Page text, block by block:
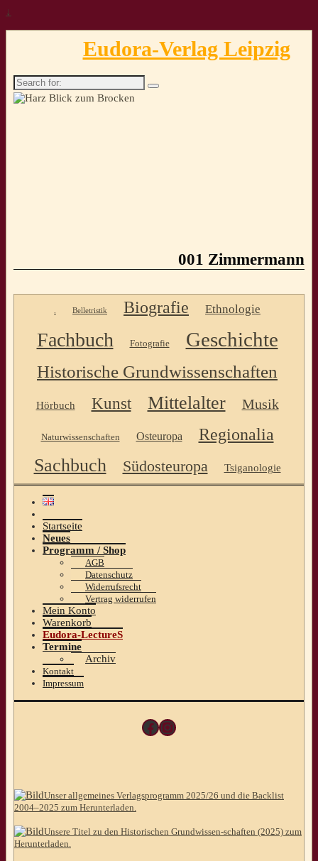
↓
Eudora-Verlag Leipzig
Search
for:
001 Zimmermann
Belletristik Biografie Ethnologie
Fachbuch Fotografie Geschichte
Historische Grundwissenschaften
Hörbuch Kunst Mittelalter Musik
Naturwissenschaften Osteuropa Regionalia
Sachbuch Südosteuropa Tsiganologie
Startseite
Neues
Programm / Shop
AGB
Datenschutz
Widerrufsrecht
Vertrag widerrufen
Mein Konto
Warenkorb
Eudora-LectureS
Termine
Archiv
Kontakt
Impressum
Facebook
Instagram
Unser allgemeines Verlagsprogramm 2025/26 und die Backlist
2004–2025 zum Herunterladen.
Unsere Titel zu den Historischen Grundwissen-schaften (2025) zum
Herunterladen.